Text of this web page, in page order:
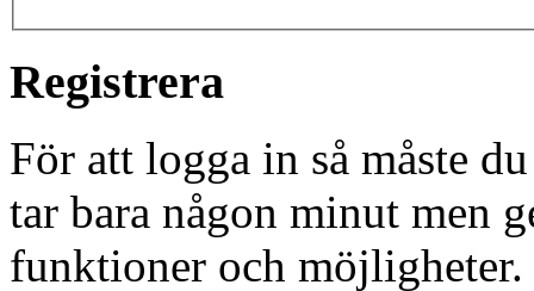
Registrera
För att logga in så måste
tar bara någon minut men
funktioner och